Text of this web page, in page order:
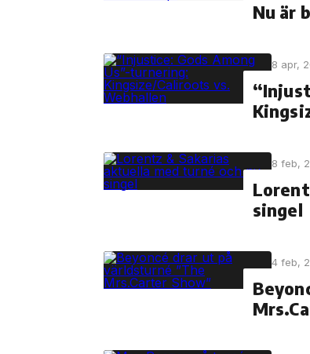
Nu är
8 apr,
8 feb,
singel
4 feb,